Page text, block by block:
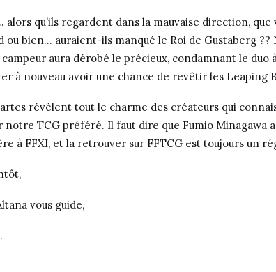
alors qu’ils regardent dans la mauvaise direction,
ou bien… auraient-ils manqué le Roi de Gustaberg ??
aura dérobé le précieux, condamnant le duo
à nouveau avoir une chance de revêtir les Leaping
révèlent tout le charme des créateurs qui
notre TCG préféré. Il faut dire que Fumio Minagawa
à FFXI, et la retrouver sur FFTCG est toujours un
vous guide,